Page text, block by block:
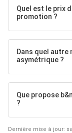
Quel est le prix
promotion ?
Dans quel autre
asymétrique ?
Que propose
?
Dernière mise à jour: